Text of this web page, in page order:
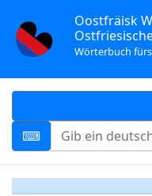
Oostfräisk
Wörterbuch